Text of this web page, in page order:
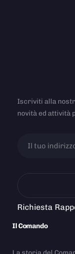
Iscriviti alla
novità ed attività
Richiesta
Il Comando